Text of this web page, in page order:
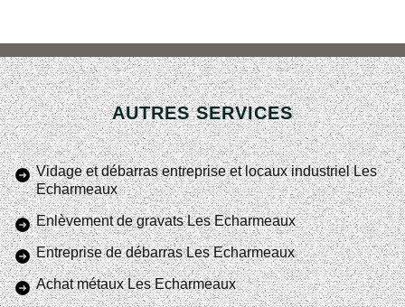
AUTRES SERVICES
Vidage et débarras entreprise et locaux industriel Les
Echarmeaux
Enlèvement de gravats Les Echarmeaux
Entreprise de débarras Les Echarmeaux
Achat métaux Les Echarmeaux